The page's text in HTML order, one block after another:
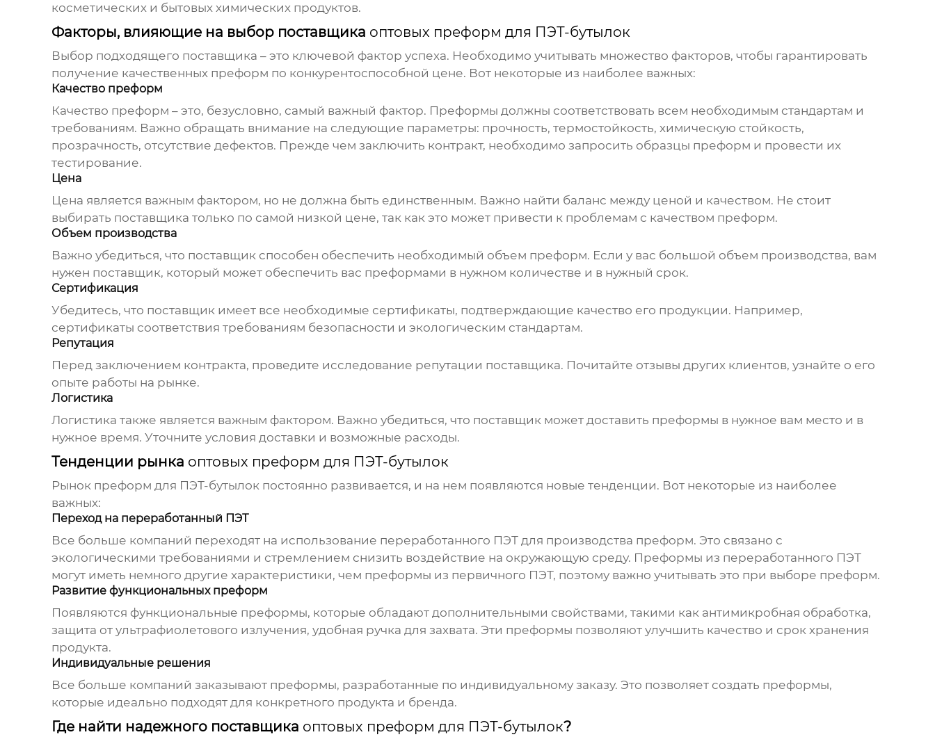
косметических и бытовых химических продуктов.
Факторы, влияющие на выбор поставщика оптовых преформ для ПЭТ-бутылок
Выбор подходящего поставщика – это ключевой фактор успеха. Необходимо учитывать множество факторов, чтобы гарантировать
получение качественных преформ по конкурентоспособной цене. Вот некоторые из наиболее важных:
Качество преформ
Качество преформ – это, безусловно, самый важный фактор. Преформы должны соответствовать всем необходимым стандартам и
требованиям. Важно обращать внимание на следующие параметры: прочность, термостойкость, химическую стойкость,
прозрачность, отсутствие дефектов. Прежде чем заключить контракт, необходимо запросить образцы преформ и провести их
тестирование.
Цена
Цена является важным фактором, но не должна быть единственным. Важно найти баланс между ценой и качеством. Не стоит
выбирать поставщика только по самой низкой цене, так как это может привести к проблемам с качеством преформ.
Объем производства
Важно убедиться, что поставщик способен обеспечить необходимый объем преформ. Если у вас большой объем производства, вам
нужен поставщик, который может обеспечить вас преформами в нужном количестве и в нужный срок.
Сертификация
Убедитесь, что поставщик имеет все необходимые сертификаты, подтверждающие качество его продукции. Например,
сертификаты соответствия требованиям безопасности и экологическим стандартам.
Репутация
Перед заключением контракта, проведите исследование репутации поставщика. Почитайте отзывы других клиентов, узнайте о его
опыте работы на рынке.
Логистика
Логистика также является важным фактором. Важно убедиться, что поставщик может доставить преформы в нужное вам место и в
нужное время. Уточните условия доставки и возможные расходы.
Тенденции рынка оптовых преформ для ПЭТ-бутылок
Рынок преформ для ПЭТ-бутылок постоянно развивается, и на нем появляются новые тенденции. Вот некоторые из наиболее
важных:
Переход на переработанный ПЭТ
Все больше компаний переходят на использование переработанного ПЭТ для производства преформ. Это связано с
экологическими требованиями и стремлением снизить воздействие на окружающую среду. Преформы из переработанного ПЭТ
могут иметь немного другие характеристики, чем преформы из первичного ПЭТ, поэтому важно учитывать это при выборе преформ.
Развитие функциональных преформ
Появляются функциональные преформы, которые обладают дополнительными свойствами, такими как антимикробная обработка,
защита от ультрафиолетового излучения, удобная ручка для захвата. Эти преформы позволяют улучшить качество и срок хранения
продукта.
Индивидуальные решения
Все больше компаний заказывают преформы, разработанные по индивидуальному заказу. Это позволяет создать преформы,
которые идеально подходят для конкретного продукта и бренда.
Где найти надежного поставщика оптовых преформ для ПЭТ-бутылок?